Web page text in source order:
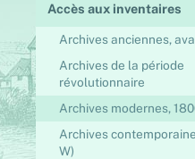
Accès aux inventaires
Archives anciennes,
Archives de la période
révolutionnaire
Archives modernes,
Archives
W)